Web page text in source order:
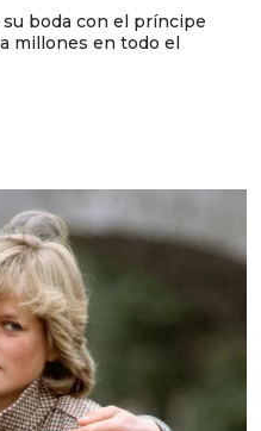
boda con el príncipe
millones en todo el